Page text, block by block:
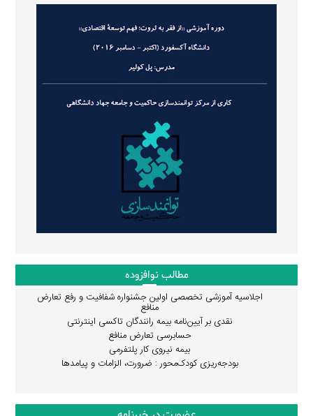
مطالب نوافزوده
اجلاسیه آموزشی تخصصی اولین جشنواره شفافیت و رفع تعارض
منافع
نقدی بر آیین‌نامه بیمه رانندگان تاکسی اینترنتی
حسابرسی تعارض منافع
بیمه نیروی کار پلتفرمی
بودجه‌ریزی کودک‌محور : ضرورت، الزامات و پیامدها